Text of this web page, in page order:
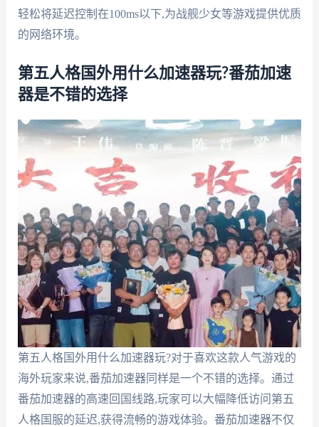
轻松将延迟控制在100ms以下,为战舰少女等游戏提供优质
的网络环境。
第五人格国外用什么加速器玩?番茄加速
器是不错的选择
第五人格国外用什么加速器玩?对于喜欢这款人气游戏的
海外玩家来说,番茄加速器同样是一个不错的选择。通过
番茄加速器的高速回国线路,玩家可以大幅降低访问第五
人格国服的延迟,获得流畅的游戏体验。番茄加速器不仅